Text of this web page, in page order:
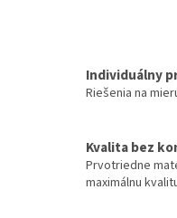
Individuálny
Riešenia na
Kvalita bez
Prvotriedne
maximálnu